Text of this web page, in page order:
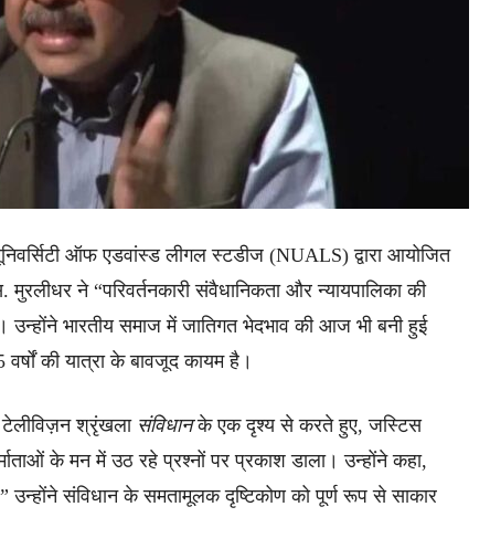
ऑफ एडवांस्ड लीगल स्टडीज (NUALS) द्वारा आयोजित
मुरलीधर ने “परिवर्तनकारी संवैधानिकता और न्यायपालिका की
उन्होंने भारतीय समाज में जातिगत भेदभाव की आज भी बनी हुई
की यात्रा के बावजूद कायम है।
श्रृंखला संविधानके एक दृश्य से करते हुए, जस्टिस
के मन में उठ रहे प्रश्नों पर प्रकाश डाला। उन्होंने कहा,
उन्होंने संविधान के समतामूलक दृष्टिकोण को पूर्ण रूप से साकार